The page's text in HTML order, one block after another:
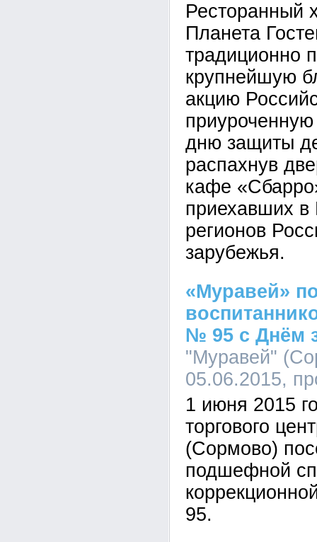
Ресторанный
Планета
традиционно
крупнейшую
акцию
дню защиты
распахнув
кафе
приехавших в
регионов
зарубежья.
«Муравей»
№ 95 с Днём
"Муравей"
05.06.2015,
1 июня 2015
торгового
(Сормово)
подшефной
95.